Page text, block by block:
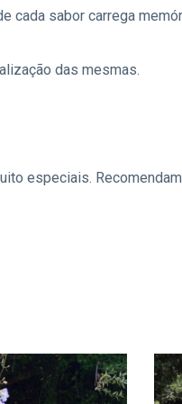
cada sabor carrega
das mesmas.
especiais.